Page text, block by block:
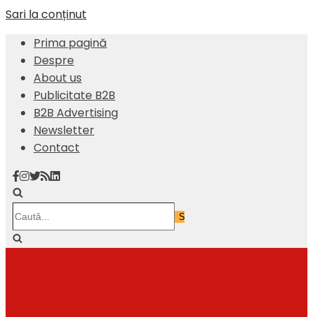
Sari la conținut
Prima pagină
Despre
About us
Publicitate B2B
B2B Advertising
Newsletter
Contact
Caută...